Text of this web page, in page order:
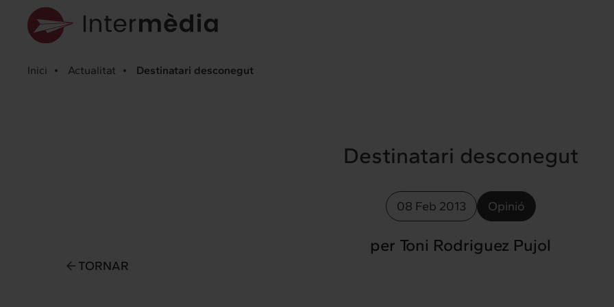
Inici Actualitat Destinatari desconegut
Destinatari desconegut
08 Feb 2013 Opinió
per Toni Rodriguez Pujol
TORNAR